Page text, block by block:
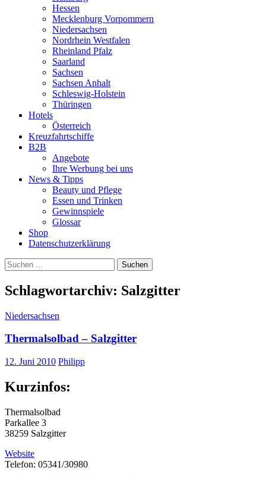
Hessen
Mecklenburg Vorpommern
Niedersachsen
Nordrhein Westfalen
Rheinland Pfalz
Saarland
Sachsen
Sachsen Anhalt
Schleswig-Holstein
Thüringen
Hotels
Österreich
Kreuzfahrtschiffe
B2B
Angebote
Ihre Werbung bei uns
News & Tipps
Beauty und Pflege
Essen und Trinken
Gewinnspiele
Glossar
Shop
Datenschutzerklärung
Suchen
nach:
Schlagwortarchiv: Salzgitter
Niedersachsen
Thermalsolbad – Salzgitter
12. Juni 2010 Philipp
Kurzinfos:
Thermalsolbad
Parkallee 3
38259 Salzgitter
Website
Telefon: 05341/30980